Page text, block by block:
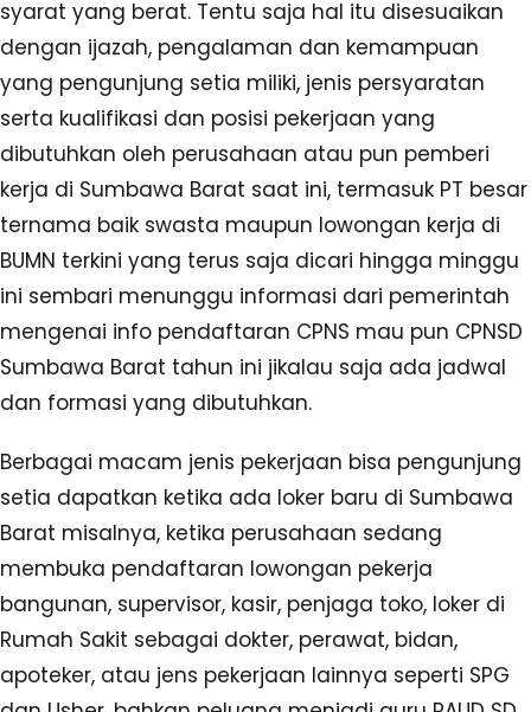
syarat yang berat. Tentu saja hal itu disesuaikan
dengan ijazah, pengalaman dan kemampuan
yang pengunjung setia miliki, jenis persyaratan
serta kualifikasi dan posisi pekerjaan yang
dibutuhkan oleh perusahaan atau pun pemberi
kerja di Sumbawa Barat saat ini, termasuk PT besar
ternama baik swasta maupun lowongan kerja di
BUMN terkini yang terus saja dicari hingga minggu
ini sembari menunggu informasi dari pemerintah
mengenai info pendaftaran CPNS mau pun CPNSD
Sumbawa Barat tahun ini jikalau saja ada jadwal
dan formasi yang dibutuhkan.
Berbagai macam jenis pekerjaan bisa pengunjung
setia dapatkan ketika ada loker baru di Sumbawa
Barat misalnya, ketika perusahaan sedang
membuka pendaftaran lowongan pekerja
bangunan, supervisor, kasir, penjaga toko, loker di
Rumah Sakit sebagai dokter, perawat, bidan,
apoteker, atau jens pekerjaan lainnya seperti SPG